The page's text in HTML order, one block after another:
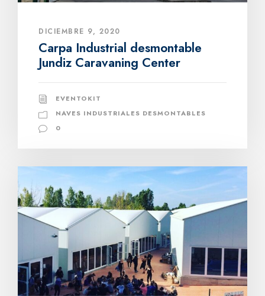
DICIEMBRE 9, 2020
Carpa Industrial desmontable
Jundiz Caravaning Center
EVENTOKIT
NAVES INDUSTRIALES DESMONTABLES
0